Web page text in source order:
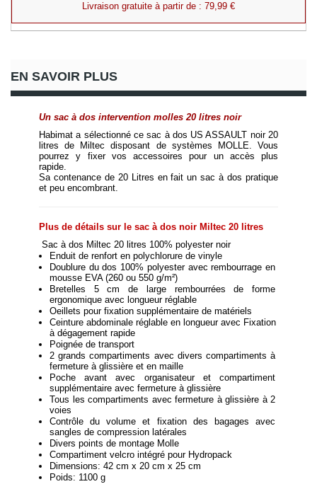
Livraison gratuite à partir de : 79,99 €
EN SAVOIR PLUS
Un sac à dos intervention molles 20 litres noir
Habimat a sélectionné ce sac à dos US ASSAULT noir 20
litres de Miltec disposant de systèmes MOLLE. Vous
pourrez y fixer vos accessoires pour un accès plus
rapide.
Sa contenance de 20 Litres en fait un sac à dos pratique
et peu encombrant.
Plus de détails sur le sac à dos noir Miltec 20 litres
Sac à dos Miltec 20 litres 100% polyester noir
Enduit de renfort en polychlorure de vinyle
Doublure du dos 100% polyester avec rembourrage en
mousse EVA (260 ou 550 g/m²)
Bretelles 5 cm de large rembourrées de forme
ergonomique avec longueur réglable
Oeillets pour fixation supplémentaire de matériels
Ceinture abdominale réglable en longueur avec Fixation
à dégagement rapide
Poignée de transport
2 grands compartiments avec divers compartiments à
fermeture à glissière et en maille
Poche avant avec organisateur et compartiment
supplémentaire avec fermeture à glissière
Tous les compartiments avec fermeture à glissière à 2
voies
Contrôle du volume et fixation des bagages avec
sangles de compression latérales
Divers points de montage Molle
Compartiment velcro intégré pour Hydropack
Dimensions: 42 cm x 20 cm x 25 cm
Poids: 1100 g